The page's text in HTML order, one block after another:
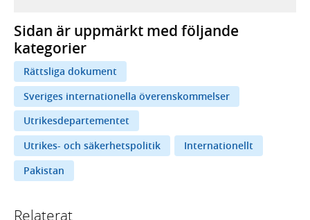
Sidan är uppmärkt med följande
kategorier
Rättsliga dokument
Sveriges internationella överenskommelser
Utrikesdepartementet
Utrikes- och säkerhetspolitik
Internationellt
Pakistan
Relaterat